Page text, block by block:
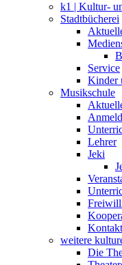
k1 | Kultur-
Stadtbücherei
Service
Kinder
Musikschule
Lehrer
Jeki
weitere
Die